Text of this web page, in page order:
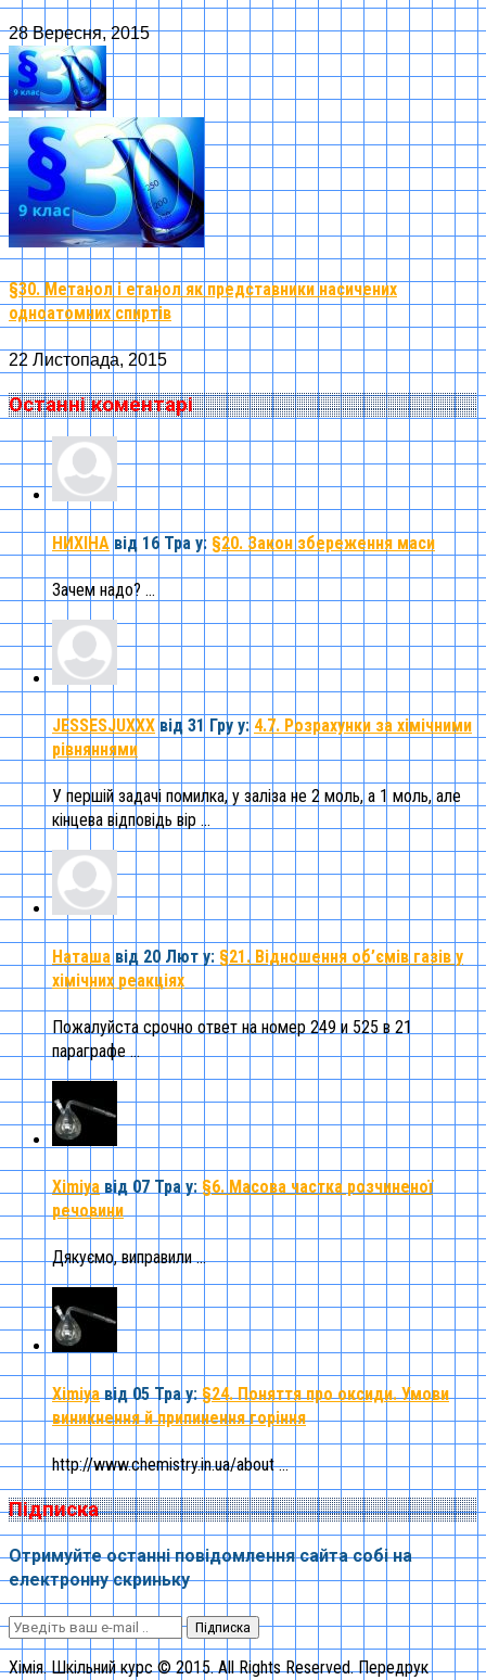
28 Вересня, 2015
§30. Метанол і етанол як представники насичених
одноатомних спиртів
22 Листопада, 2015
Останні коментарі
НИХІНА від 16 Тра у: §20. Закон збереження маси
Зачем надо? ...
JESSESJUXXX від 31 Гру у: 4.7. Розрахунки за хімічними
рівняннями
У першій задачі помилка, у заліза не 2 моль, а 1 моль, але
кінцева відповідь вір ...
Наташа від 20 Лют у: §21. Відношення об’ємів газів у
хімічних реакціях
Пожалуйста срочно ответ на номер 249 и 525 в 21
параграфе ...
Ximiya від 07 Тра у: §6. Масова частка розчиненої
речовини
Дякуємо, виправили ...
Ximiya від 05 Трау:§24. Поняття про оксиди. Умови
виникнення й припинення горіння
http://www.chemistry.in.ua/about ...
Підписка
Отримуйте останні повідомлення сайта собі на
електронну скриньку
Підписка
Хімія. Шкільний курс © 2015. All Rights Reserved. Передрук